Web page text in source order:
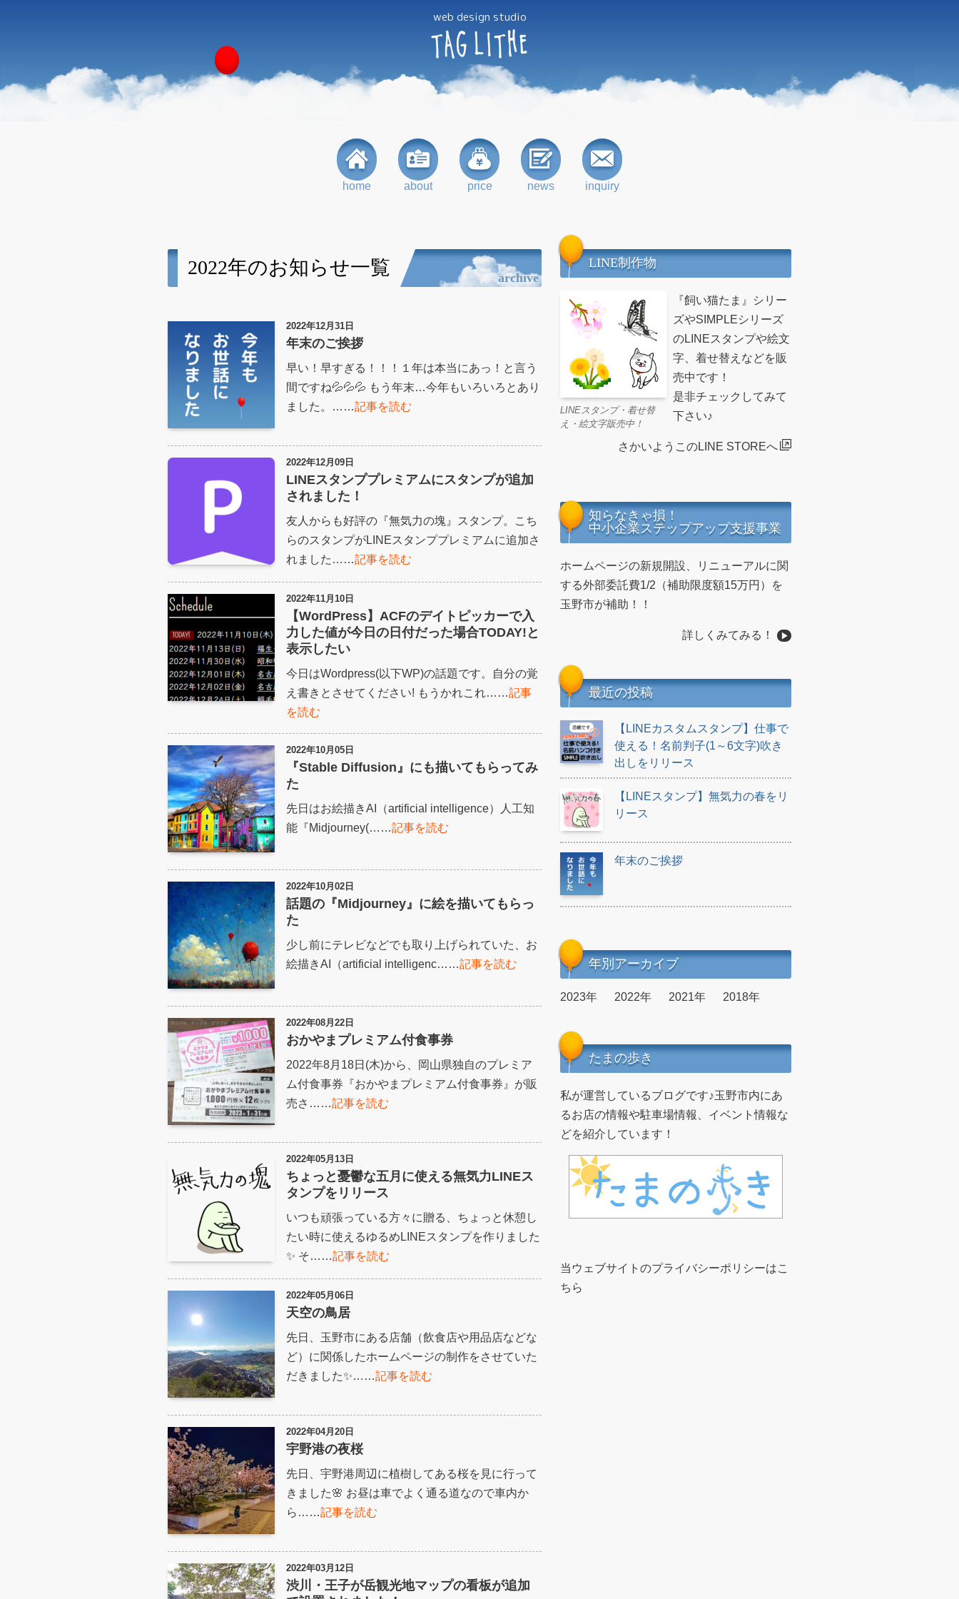
web design studio
TAGLITHE
home about price news inquiry
2022年のお知らせ一覧 archive
2022年12月31日
年末のご挨拶
早い！早すぎる！！！１年は本当にあっ！と言う
間ですね💦💦💦 もう年末…今年もいろいろとあり
ました。……記事を読む
2022年12月09日
LINEスタンププレミアムにスタンプが追加
されました！
友人からも好評の『無気力の塊』スタンプ。こち
らのスタンプがLINEスタンププレミアムに追加さ
れました……記事を読む
2022年11月10日
【WordPress】ACFのデイトピッカーで入
力した値が今日の日付だった場合TODAY!と
表示したい
今日はWordpress(以下WP)の話題です。自分の覚
え書きとさせてください! もうかれこれ……記事
を読む
2022年10月05日
『Stable Diffusion』にも描いてもらってみ
た
先日はお絵描きAI（artificial intelligence）人工知
能『Midjourney(……記事を読む
2022年10月02日
話題の『Midjourney』に絵を描いてもらっ
た
少し前にテレビなどでも取り上げられていた、お
絵描きAI（artificial intelligenc……記事を読む
2022年08月22日
おかやまプレミアム付食事券
2022年8月18日(木)から、岡山県独自のプレミア
ム付食事券『おかやまプレミアム付食事券』が販
売さ……記事を読む
2022年05月13日
ちょっと憂鬱な五月に使える無気力LINEス
タンプをリリース
いつも頑張っている方々に贈る、ちょっと休憩し
たい時に使えるゆるめLINEスタンプを作りました
✨ そ……記事を読む
2022年05月06日
天空の鳥居
先日、玉野市にある店舗（飲食店や用品店などな
ど）に関係したホームページの制作をさせていた
だきました✨……記事を読む
2022年04月20日
宇野港の夜桜
先日、宇野港周辺に植樹してある桜を見に行って
きました🌸 お昼は車でよく通る道なので車内か
ら……記事を読む
2022年03月12日
渋川・王子が岳観光地マップの看板が追加
LINE制作物
LINEスタンプ・着せ替
え・絵文字販売中！
『飼い猫たま』シリー
ズやSIMPLEシリーズ
のLINEスタンプや絵文
字、着せ替えなどを販
売中です！
是非チェックしてみて
下さい♪
さかいようこのLINE STOREへ
知らなきゃ損！
中小企業ステップアップ支援事業
ホームページの新規開設、リニューアルに関
する外部委託費1/2（補助限度額15万円）を
玉野市が補助！！
詳しくみてみる！
最近の投稿
【LINEカスタムスタンプ】仕事で
使える！名前判子(1～6文字)吹き
出しをリリース
【LINEスタンプ】無気力の春をリ
リース
年末のご挨拶
年別アーカイブ
2023年 2022年 2021年 2018年
たまの歩き
私が運営しているブログです♪玉野市内にあ
るお店の情報や駐車場情報、イベント情報な
どを紹介しています！
当ウェブサイトのプライバシーポリシーはこ
ちら